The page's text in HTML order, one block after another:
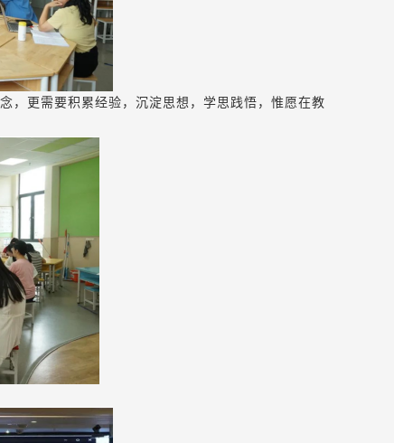
，更需要积累经验，沉淀思想，学思践悟，惟愿在教